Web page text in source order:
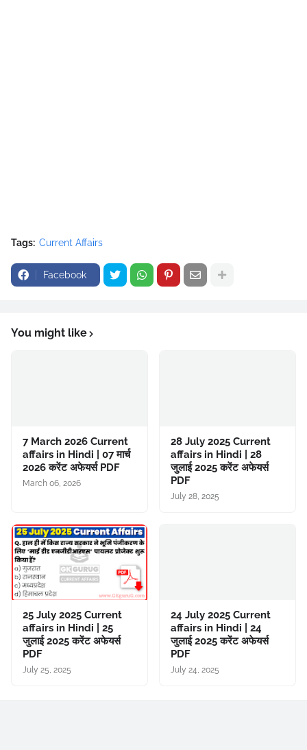
Tags: Current Affairs
Facebook
You might like
7 March 2026 Current
affairs in Hindi | 07 मार्च
2026 करेंट अफेयर्स PDF
March 06, 2026
28 July 2025 Current
affairs in Hindi | 28
जुलाई 2025 करेंट अफेयर्स
PDF
July 28, 2025
25 July 2025 Current
affairs in Hindi | 25
जुलाई 2025 करेंट अफेयर्स
PDF
July 25, 2025
24 July 2025 Current
affairs in Hindi | 24
जुलाई 2025 करेंट अफेयर्स
PDF
July 24, 2025